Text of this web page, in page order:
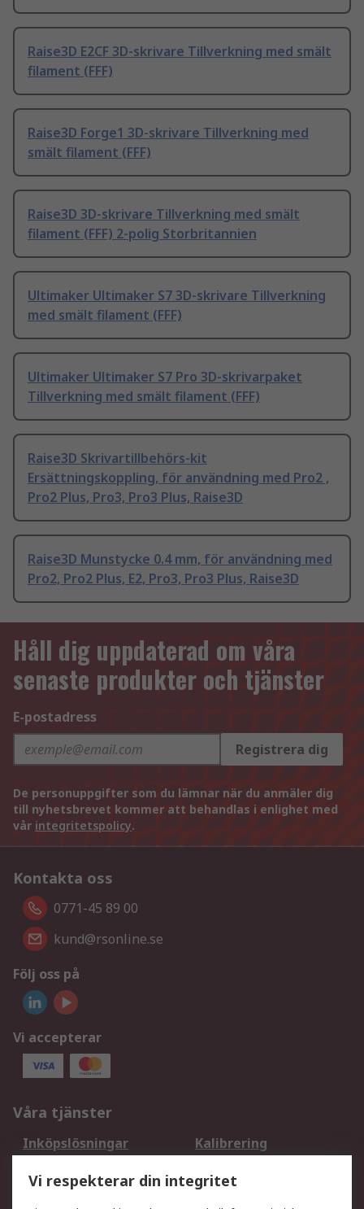
Raise3D E2CF 3D-skrivare Tillverkning med smält
filament (FFF)
Raise3D Forge1 3D-skrivare Tillverkning med
smält filament (FFF)
Raise3D 3D-skrivare Tillverkning med smält
filament (FFF) 2-polig Storbritannien
Ultimaker Ultimaker S7 3D-skrivare Tillverkning
med smält filament (FFF)
Ultimaker Ultimaker S7 Pro 3D-skrivarpaket
Tillverkning med smält filament (FFF)
Raise3D Skrivartillbehörs-kit
Ersättningskoppling, för användning med Pro2 ,
Pro2 Plus, Pro3, Pro3 Plus, Raise3D
Raise3D Munstycke 0.4 mm, för användning med
Pro2, Pro2 Plus, E2, Pro3, Pro3 Plus, Raise3D
Håll dig uppdaterad om våra
senaste produkter och tjänster
E-postadress
Registrera dig
De personuppgifter som du lämnar när du anmäler dig
till nyhetsbrevet kommer att behandlas i enlighet med
vår integritetspolicy.
Kontakta oss
0771-45 89 00
kund@rsonline.se
Följ oss på
Vi accepterar
Våra tjänster
Inköpslösningar
Kalibrering
DesignSpark
Teknisk Support
Vi respekterar din integritet